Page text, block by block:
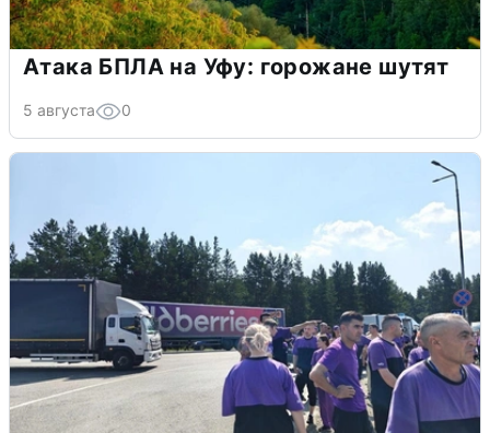
Атака БПЛА на Уфу: горожане шутят
5 августа 0